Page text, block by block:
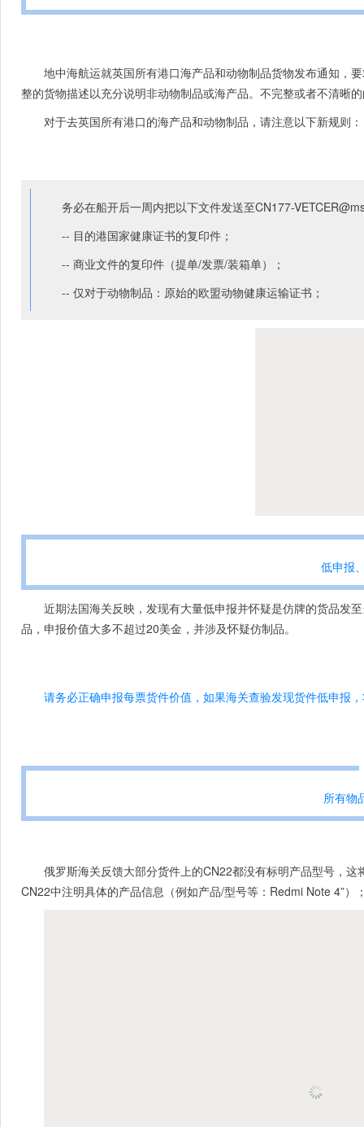
地中海航运就英国所有港口海产品和动物制品货物发布通知，
整的货物描述以充分说明非动物制品或海产品。不完整或者不清晰
对于去英国所有港口的海产品和动物制品，请注意以下新规则：
务必在船开后一周内把以下文件发送至CN177-
-- 目的港国家健康证书的复印件；
-- 商业文件的复印件（提单/发票/装箱单）；
-- 仅对于动物制品：原始的欧盟动物健康运输证书；
低申报
近期法国海关反映，发现有大量低申报并怀疑是仿牌的货品发
品，申报价值大多不超过20美金，并涉及怀疑仿制品。
请务必正确申报每票货件价值，如果海关查验发现货件低申报
所有物
俄罗斯海关反馈大部分货件上的CN22都没有标明产品型号，
CN22中注明具体的产品信息（例如产品/型号等：Redmi Note 4”